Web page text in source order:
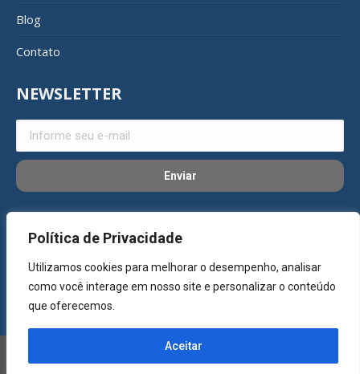
Política de Privacidade
Utilizamos cookies para melhorar o desempenho, analisar
como você interage em nosso site e personalizar o conteúdo
que oferecemos.
Aceitar
Blog
Contato
NEWSLETTER
REDES SOCIAIS
©Copyright 2023 - SG Alumínios. Todos os direitos reservados. -
Desenvolvido porAgência Samba